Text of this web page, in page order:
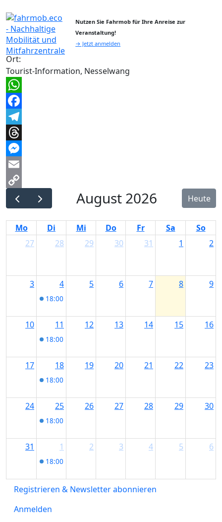
Nutzen Sie Fahrmob für Ihre Anreise zur
Veranstaltung!
→ Jetzt anmelden
Ort:
Tourist-Information, Nesselwang
WhatsApp
Facebook
Telegram
Threads
Messenger
Email
Copy
Link
August 2026 Heute
Mo Di Mi Do Fr Sa
So
27
28 29 30 31 1 2
3 4
18:00
5 6 7 8 9
10 11
18:00
12 13 14 15 16
17 18
18:00
19 20 21 22 23
24 25
18:00
26 27 28 29 30
31 1
18:00
2 3 4 5 6
Registrieren & Newsletter abonnieren
Anmelden